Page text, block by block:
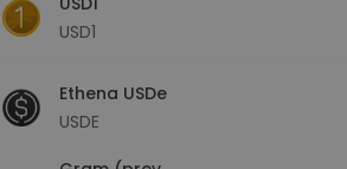
USD1
Ethena USDe
USDE